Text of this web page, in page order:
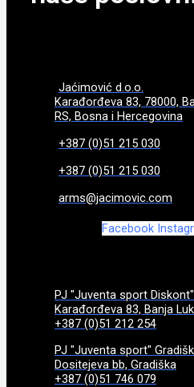
Jaćimović d.o.o.
Karađorđeva 83, 78000,
RS, Bosna i Hercegovina
+387 (0)51 215 030
+387 (0)51 215 030
arms@jacimovic.com
Facebook
PJ "Juventa sport Diskont"
Karađorđeva 83, Banja
+387 (0)51 212 254
PJ "Juventa sport"
Dositejeva bb, Gradiška
+387 (0)51 746 079